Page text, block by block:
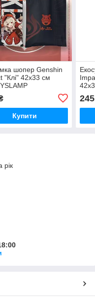
шопер Genshin
"Клі" 42х33 см
Купити
245
рік